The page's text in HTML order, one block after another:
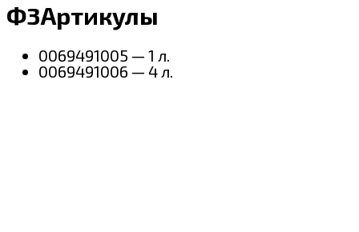
Ф3Артикулы
0069491005 — 1 л.
0069491006 — 4 л.